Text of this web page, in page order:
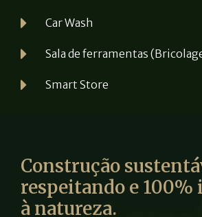
Car Wash
Sala de ferramentas
Smart Store
Construção
respeitando e 100%
à natureza.